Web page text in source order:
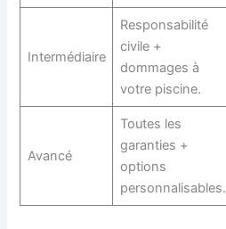
Intermédiaire
Responsabilité
civile +
dommages à
votre piscine.
Avancé
Toutes les
garanties +
options
personnalisables.